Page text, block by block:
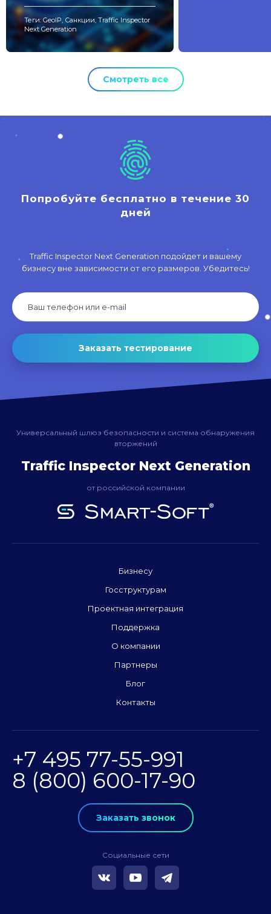
Теги: GeoIP, Санкции, Traffic Inspector
Next Generation
Смотреть все
Попробуйте бесплатно в течение 30
дней
Traffic Inspector Next Generation подойдет и вашему
бизнесу вне зависимости от его размеров. Убедитесь!
Заказать тестирование
Универсальный шлюз безопасности и система обнаружения
вторжений
Traffic Inspector Next Generation
от российской компании
Бизнесу
Госструктурам
Проектная интеграция
Поддержка
О компании
Партнеры
Блог
Контакты
+7 495 77-55-991
8 (800) 600-17-90
Заказать звонок
Социальные сети